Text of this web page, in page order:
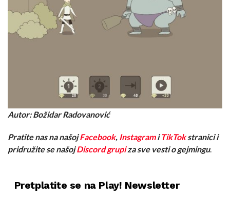
Autor: Božidar Radovanović
Pratite nas na našojFacebook, InstagramiTikTokstranici i
pridružite se našojDiscord grupiza sve vesti o gejmingu.
Pretplatite se na Play! Newsletter